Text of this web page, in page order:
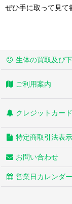
ぜひ手に取って見て
生体の買取及び
ご利用案内
クレジットカー
特定商取引法表示
お問い合わせ
営業日カレンダー